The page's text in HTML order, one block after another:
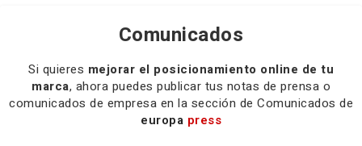
Comunicados
Si quieres mejorar el posicionamiento online de tu
marca, ahora puedes publicar tus notas de prensa o
comunicados de empresa en la sección de Comunicados de
europa press